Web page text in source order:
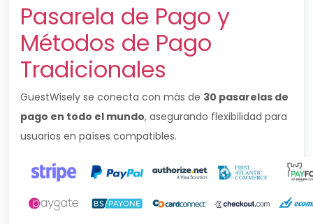
Pasarela de Pago y
Métodos de Pago
Tradicionales
GuestWisely se conecta con más de 30 pasarelas de
pago en todo el mundo, asegurando flexibilidad para
usuarios en países compatibles.